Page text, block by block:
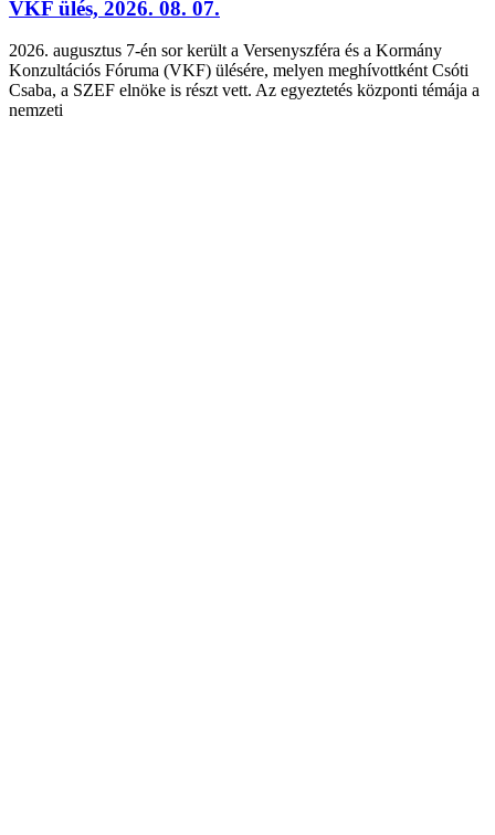
VKF ülés, 2026. 08. 07.
2026. augusztus 7-én sor került a Versenyszféra és a Kormány
Konzultációs Fóruma (VKF) ülésére, melyen meghívottként Csóti
Csaba, a SZEF elnöke is részt vett. Az egyeztetés központi témája a
nemzeti